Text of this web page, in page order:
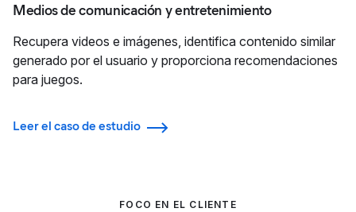
Medios de comunicación y entretenimiento
Recupera videos e imágenes, identifica contenido similar
generado por el usuario y proporciona recomendaciones
para juegos.
Leer el caso de estudio
FOCO EN EL CLIENTE